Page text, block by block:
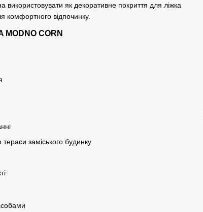
як декоративне покриття для ліжка
комфортного відпочинку.
MODNO CORN
тераси заміського будинку